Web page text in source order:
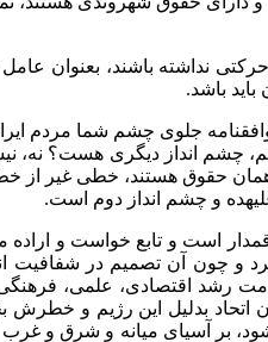
نداشته باشند، بعنوان عامل
باشد.
جلوی چشم شما مردم
چشم انداز دیگری هست؟ نه،
حقوق هستند، خطی غیر از خط
و چشم انداز دوم است.
است و تابع خواست و اراده
و چون آن تصمیم در شفافیت
رشد اقتصادی، علمی،
اتحاد بدلیل این رژیم و
بر آسیای میانه و شرق و